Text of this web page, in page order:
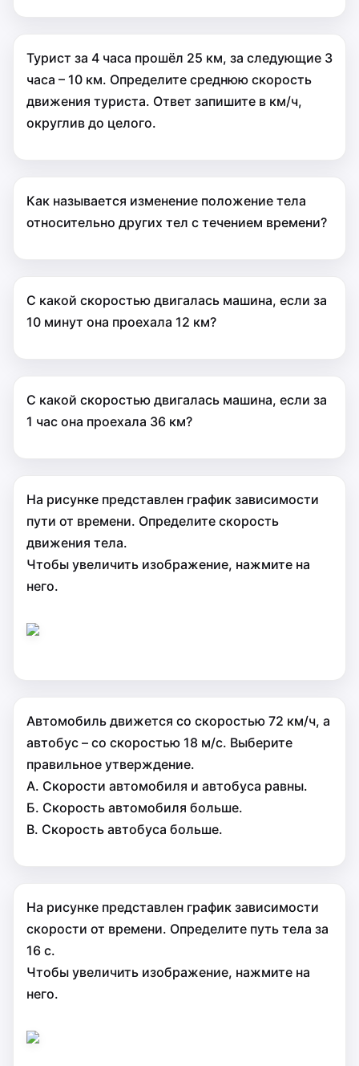
Турист за 4 часа прошёл 25 км, за следующие 3
часа – 10 км. Определите среднюю скорость
движения туриста. Ответ запишите в км/ч,
округлив до целого.
Как называется изменение положение тела
относительно других тел с течением времени?
С какой скоростью двигалась машина, если за
10 минут она проехала 12 км?
С какой скоростью двигалась машина, если за
1 час она проехала 36 км?
На рисунке представлен график зависимости
пути от времени. Определите скорость
движения тела.
Чтобы увеличить изображение, нажмите на
него.
Автомобиль движется со скоростью 72 км/ч, а
автобус – со скоростью 18 м/с. Выберите
правильное утверждение.
А. Скорости автомобиля и автобуса равны.
Б. Скорость автомобиля больше.
В. Скорость автобуса больше.
На рисунке представлен график зависимости
скорости от времени. Определите путь тела за
16 с.
Чтобы увеличить изображение, нажмите на
него.